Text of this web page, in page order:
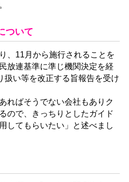
ついて
、11月から施行されることを
放連基準に準じ機関決定を経
扱い等を改正する旨報告を受け
ればそうでない会社もありク
ので、きっちりとしたガイド
してもらいたい」と述べまし